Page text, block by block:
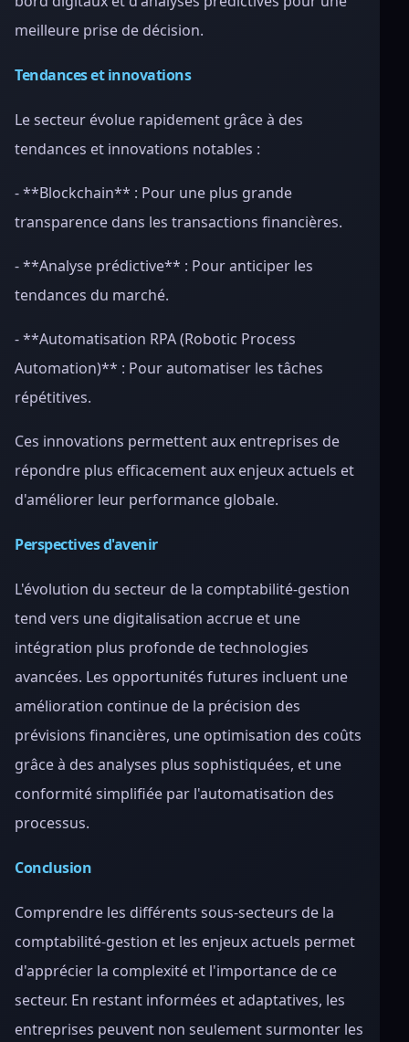
meilleure prise de décision.
Tendances et innovations
Le secteur évolue rapidement grâce à des
tendances et innovations notables :
- **Blockchain** : Pour une plus grande
transparence dans les transactions financières.
- **Analyse prédictive** : Pour anticiper les
tendances du marché.
- **Automatisation RPA (Robotic Process
Automation)** : Pour automatiser les tâches
répétitives.
Ces innovations permettent aux entreprises de
répondre plus efficacement aux enjeux actuels et
d'améliorer leur performance globale.
Perspectives d'avenir
L'évolution du secteur de la comptabilité-gestion
tend vers une digitalisation accrue et une
intégration plus profonde de technologies
avancées. Les opportunités futures incluent une
amélioration continue de la précision des
prévisions financières, une optimisation des coûts
grâce à des analyses plus sophistiquées, et une
conformité simplifiée par l'automatisation des
processus.
Conclusion
Comprendre les différents sous-secteurs de la
comptabilité-gestion et les enjeux actuels permet
d'apprécier la complexité et l'importance de ce
secteur. En restant informées et adaptatives, les
entreprises peuvent non seulement surmonter les